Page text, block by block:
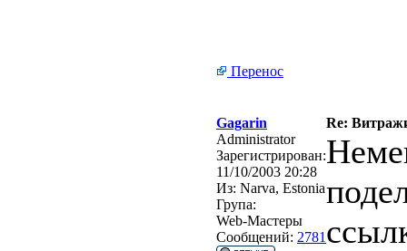
Перенос
Gagarin
Re:
Administrator
Зарегистрирован:
11/10/2003 20:28
Из: Narva, Estonia
Група:
Web-Мастеры
Сообщений: 2781